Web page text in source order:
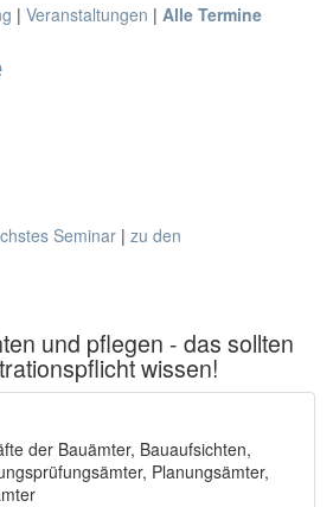
| Veranstaltungen | Alle Termine
Seminar | zu den
und pflegen - das sollten
wissen!
der Bauämter, Bauaufsichten,
Planungsämter,